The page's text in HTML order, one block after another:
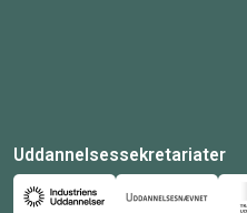
Uddannelsessekretariater